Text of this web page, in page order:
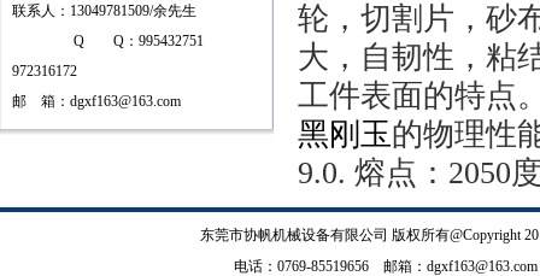
联系人：13049781509/余先生
Q Q：995432751
972316172
邮 箱： dgxf163@163.com
轮，切割片，砂
大，自韧性，粘
工件表面的特点
黑刚玉的物理性
9.0. 熔点： 2050
东莞市协帆机械设备有限公司 版权所有@Copyright
电话：0769-85519656 邮箱： dgxf163@163.com